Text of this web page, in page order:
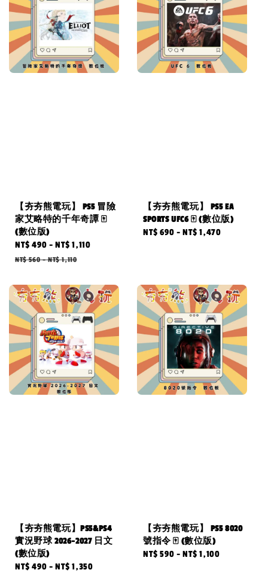
【夯夯熊電玩】 PS5 冒險
家艾略特的千年奇譚 🀄
(數位版)
Sale
price
NT$ 490 -NT$ 1,110
NT$ 560-NT$ 1,110
【夯夯熊電玩】 PS5 EA
SPORTS UFC6 🀄 (數位版)
Regular
NT$ 690 -NT$ 1,470
【夯夯熊電玩】PS5&PS4
實況野球 2026-2027 日文
(數位版)
Regular
NT$ 490 -NT$ 1,350
【夯夯熊電玩】 PS5 8020
號指令 🀄 (數位版)
Regular
NT$ 590 -NT$ 1,100